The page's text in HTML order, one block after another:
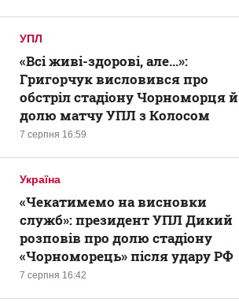
УПЛ
7 серпня 16:59
«Всі живі-здорові, але...»:
Григорчук висловився про
обстріл стадіону Чорноморця й
долю матчу УПЛ з Колосом
Україна
7 серпня 16:42
«Чекатимемо на висновки
служб»: президент УПЛ Дикий
розповів про долю стадіону
«Чорноморець» після удару РФ